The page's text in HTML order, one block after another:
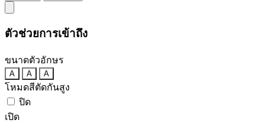
ตัวช่วยการเข้าถึง
ขนาดตัวอักษร
A A A
โหมดสีตัดกันสูง
ปิด
เปิด